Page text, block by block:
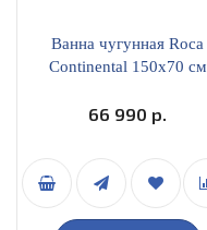
Ванна чугунная Roca
Continental 150х70 см
66 990 р.